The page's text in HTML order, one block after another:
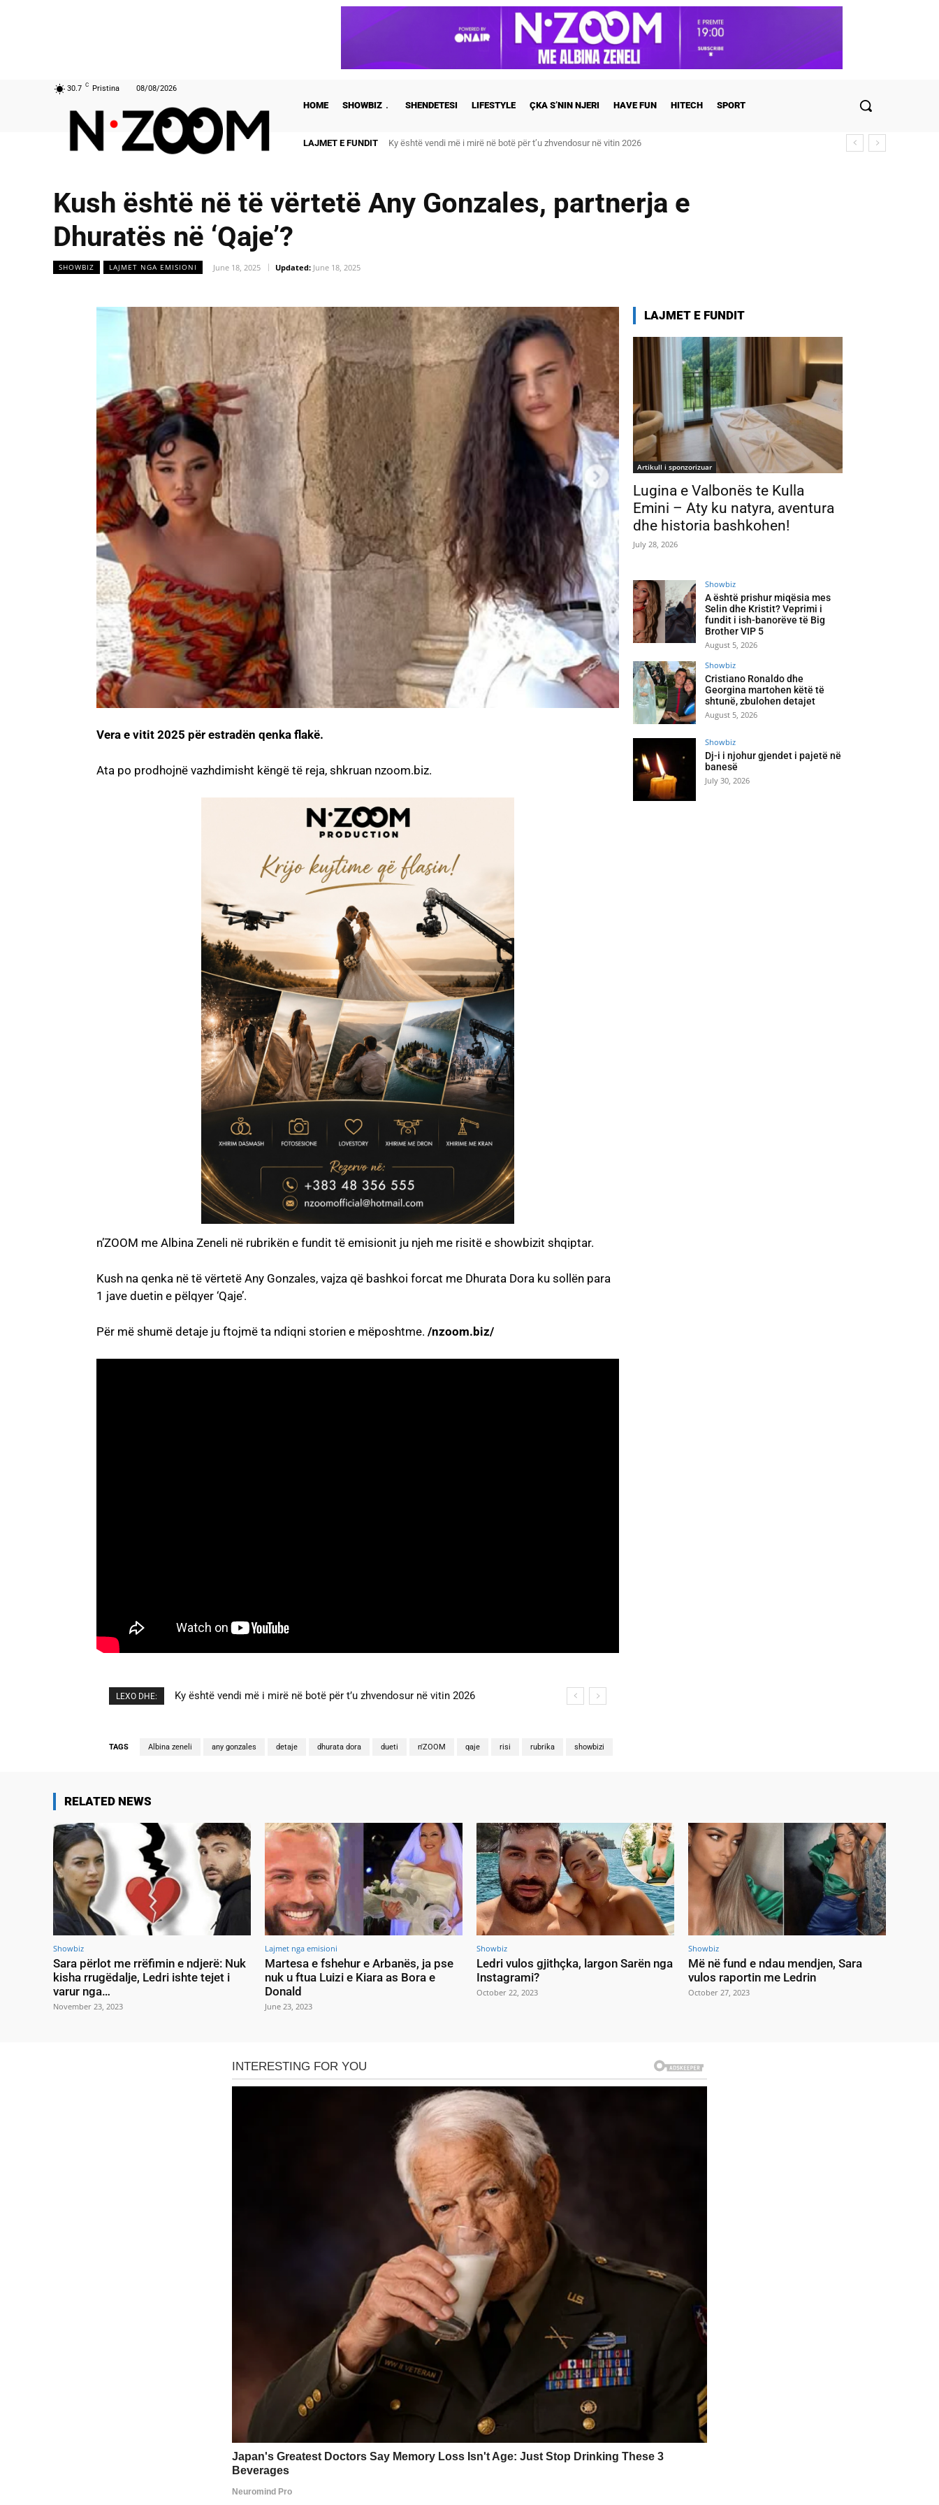
30.7 C Pristina 08/08/2026
HOME SHOWBIZ SHENDETESI LIFESTYLE ÇKA S’NIN NJERI HAVE FUN HITECH SPORT
LAJMET E FUNDITKy është vendi më i mirë në botë për t’u zhvendosur në vitin 2026
A është prishur miqësia mes Selin dhe Kristit? Veprimi i fundit i ish-banorëve të Big Brother VIP 5
Kush është në të vërtetë Any Gonzales, partnerja e
Dhuratës në ‘Qaje’?
SHOWBIZ LAJMET NGA EMISIONI June 18, 2025 Updated: June 18, 2025
Vera e vitit 2025 për estradën qenka flakë.
Ata po prodhojnë vazhdimisht këngë të reja, shkruan nzoom.biz.
n’ZOOM me Albina Zeneli në rubrikën e fundit të emisionit ju njeh me risitë e showbizit shqiptar.
Kush na qenka në të vërtetë Any Gonzales, vajza që bashkoi forcat me Dhurata Dora ku sollën para
1 jave duetin e pëlqyer ‘Qaje’.
Për më shumë detaje ju ftojmë ta ndiqni storien e mëposhtme. /nzoom.biz/
LEXO DHE: Ky është vendi më i mirë në botë për t’u zhvendosur në vitin 2026
A është prishur miqësia mes Selin dhe Kristit? Veprimi i fundit i ish-
TAGS Albina zeneli any gonzales detaje dhurata dora dueti n'ZOOM qaje risi rubrika showbizi
LAJMET E FUNDIT
Artikull i sponzorizuar
Lugina e Valbonës te Kulla
Emini – Aty ku natyra, aventura
dhe historia bashkohen!
July 28, 2026
Showbiz
A është prishur miqësia mes
Selin dhe Kristit? Veprimi i
fundit i ish-banorëve të Big
Brother VIP 5
August 5, 2026
Showbiz
Cristiano Ronaldo dhe
Georgina martohen këtë të
shtunë, zbulohen detajet
August 5, 2026
Showbiz
Dj-i i njohur gjendet i pajetë në
banesë
July 30, 2026
RELATED NEWS
Showbiz
Sara përlot me rrëfimin e ndjerë: Nuk
kisha rrugëdalje, Ledri ishte tejet i
varur nga…
November 23, 2023
Lajmet nga emisioni
Martesa e fshehur e Arbanës, ja pse
nuk u ftua Luizi e Kiara as Bora e
Donald
June 23, 2023
Showbiz
Ledri vulos gjithçka, largon Sarën nga
Instagrami?
October 22, 2023
Showbiz
Më në fund e ndau mendjen, Sara
vulos raportin me Ledrin
October 27, 2023